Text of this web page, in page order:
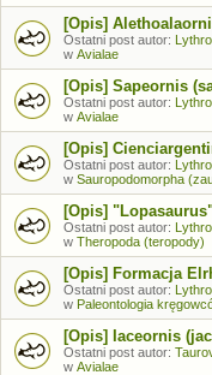
[Opis]
Ostatni post autor:
w Avialae
[Opis] Sapeornis
Ostatni post autor:
w Avialae
[Opis]
Ostatni post autor:
w Sauropodomorpha
[Opis]
Ostatni post autor:
w Theropoda (teropody)
[Opis] Formacja
Ostatni post autor:
w Paleontologia
[Opis] Iaceornis
Ostatni post autor:
w Avialae